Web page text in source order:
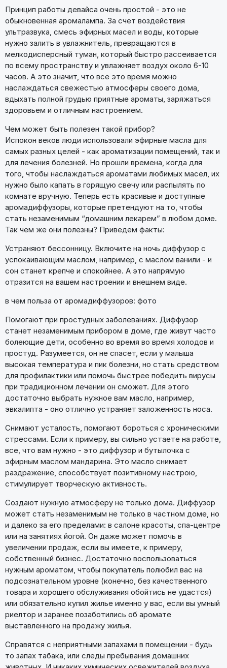
Принцип работы девайса очень простой - это не
обыкновенная аромалампа. За счет воздействия
ультразвука, смесь эфирных масел и воды, которые
нужно залить в увлажнитель, превращаются в
мелкодисперсный туман, который быстро рассеивается
по всему пространству и увлажняет воздух около 6-10
часов. А это значит, что все это время можно
наслаждаться свежестью атмосферы своего дома,
вдыхать полной грудью приятные ароматы, заряжаться
здоровьем и отличным настроением.
Чем может быть полезен такой прибор?
Испокон веков люди использовали эфирные масла для
самых разных целей - как ароматизации помещений, так и
для лечения болезней. Но прошли времена, когда для
того, чтобы наслаждаться ароматами любимых масел, их
нужно было капать в горящую свечу или распылять по
комнате вручную. Теперь есть красивые и доступные
аромадиффузоры, которые претендуют на то, чтобы
стать незаменимым “домашним лекарем” в любом доме.
Так чем же они полезны? Приведем факты:
Устраняют бессонницу. Включите на ночь диффузор с
успокаивающим маслом, например, с маслом ванили - и
сон станет крепче и спокойнее. А это напрямую
отразится на вашем настроении и внешнем виде.
в чем польза от аромадиффузоров: фото
Помогают при простудных заболеваниях. Диффузор
станет незаменимым прибором в доме, где живут часто
болеющие дети, особенно во время во время холодов и
простуд. Разумеется, он не спасет, если у малыша
высокая температура и пик болезни, но стать средством
для профилактики или помочь быстрее победить вирусы
при традиционном лечении он сможет. Для этого
достаточно выбрать нужное вам масло, например,
эвкалипта - оно отлично устраняет заложенность носа.
Снимают усталость, помогают бороться с хроническими
стрессами. Если к примеру, вы сильно устаете на работе,
все, что вам нужно - это диффузор и бутылочка с
эфирным маслом мандарина. Это масло снимает
раздражение, способствует позитивному настрою,
стимулирует творческую активность.
Создают нужную атмосферу не только дома. Диффузор
может стать незаменимым не только в частном доме, но
и далеко за его пределами: в салоне красоты, спа-центре
или на занятиях йогой. Он даже может помочь в
увеличении продаж, если вы имеете, к примеру,
собственный бизнес. Достаточно воспользоваться
нужным ароматом, чтобы покупатель полюбил вас на
подсознательном уровне (конечно, без качественного
товара и хорошего обслуживания обойтись не удастся)
или обязательно купил жилье именно у вас, если вы умный
риелтор и заранее позаботились об аромате
выставленного на продажу жилья.
Справятся с неприятными запахами в помещении - будь
то запах табака, или следы пребывания домашних